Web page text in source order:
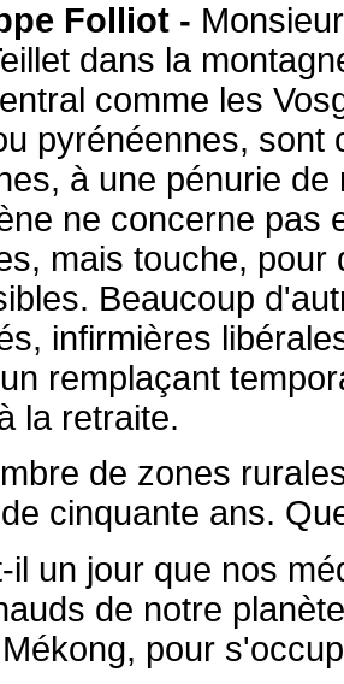
Folliot -
dans la
comme les
pyrénéennes, sont
à une pénurie
ne concerne pas
mais touche,
Beaucoup
infirmières
remplaçant
la retraite.
de zones
cinquante ans.
il un jour que nos
de notre
pour